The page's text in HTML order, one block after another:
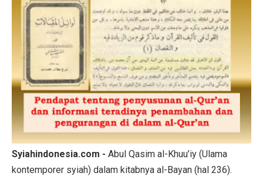
Syiahindonesia.com - Abul Qasim al-Khuu’iy (Ulama
kontemporer syiah) dalam kitabnya al-Bayan (hal 236).